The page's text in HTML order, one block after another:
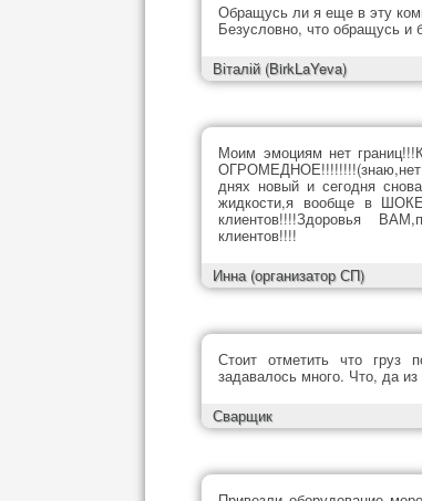
Обращусь ли я еще в эту
Безусловно, что обращусь и
Віталій (BirkLaYeva)
Моим эмоциям нет
ОГРОМЕДНОЕ!!!!!!!!(знаю,нет
днях новый и сегодня
жидкости,я вообще в
клиентов!!!!Здоровья
клиентов!!!!
Инна (организатор СП)
Стоит отметить что груз
задавалось много. Что, да
Сварщик